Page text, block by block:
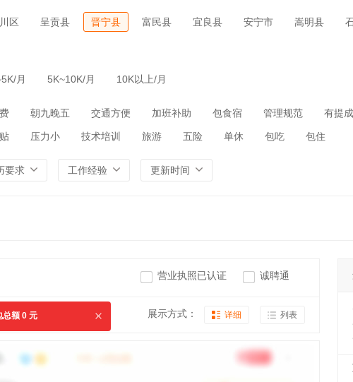
区 呈贡县 晋宁县 富民县 宜良县 安宁市 嵩明县
月 5K~10K/月 10K以上/月
朝九晚五 交通方便 加班补助 包食宿 管理规范 有提成
压力小 技术培训 旅游 五险 单休 包吃 包住
要求 工作经验 更新时间
总额 0 元
营业执照已认证 诚聘通
展示方式： 详细 列表